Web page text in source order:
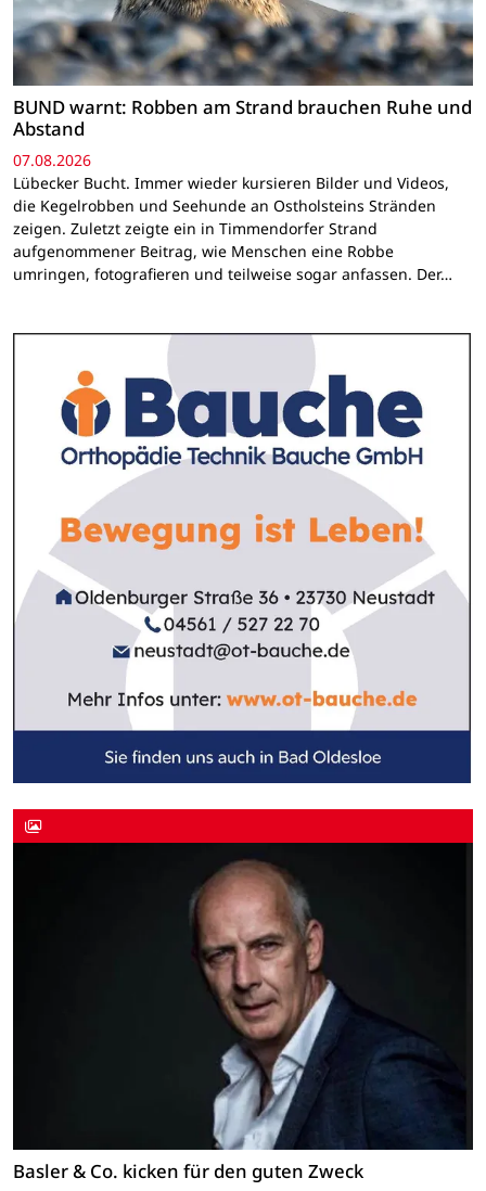
BUND warnt: Robben am Strand brauchen Ruhe und
Abstand
07.08.2026
Lübecker Bucht. Immer wieder kursieren Bilder und Videos,
die Kegelrobben und Seehunde an Ostholsteins Stränden
zeigen. Zuletzt zeigte ein in Timmendorfer Strand
aufgenommener Beitrag, wie Menschen eine Robbe
umringen, fotografieren und teilweise sogar anfassen. Der…
Basler & Co. kicken für den guten Zweck